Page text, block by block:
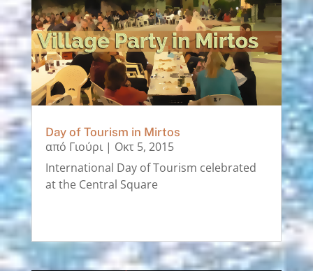
Day of Tourism in Mirtos
από Γιούρι| Οκτ 5, 2015
International Day of Tourism celebrated
at the Central Square